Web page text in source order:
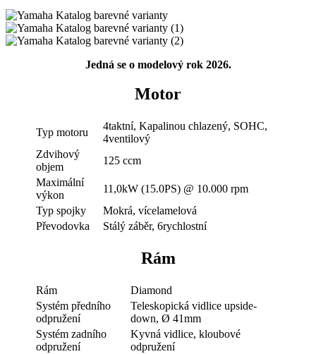
Jedná se o modelový rok 2026.
Motor
Typ motoru
4taktní, Kapalinou chlazený, SOHC,
4ventilový
Zdvihový
objem
125 ccm
Maximální
výkon
11,0kW (15.0PS) @ 10.000 rpm
Typ spojky
Mokrá, vícelamelová
Převodovka
Stálý záběr, 6rychlostní
Rám
Rám
Diamond
Systém předního
odpružení
Teleskopická vidlice upside-
down, Ø 41mm
Systém zadního
odpružení
Kyvná vidlice, kloubové
odpružení